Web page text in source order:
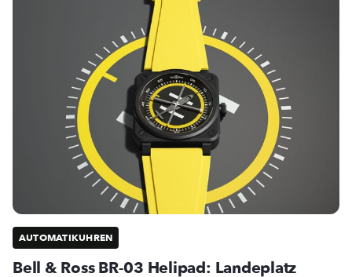
AUTOMATIKUHREN
Bell & Ross BR-03 Helipad: Landeplatz